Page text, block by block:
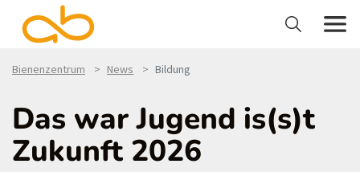
Bienenzentrum News Bildung
Das war Jugend is(s)t
Zukunft 2026